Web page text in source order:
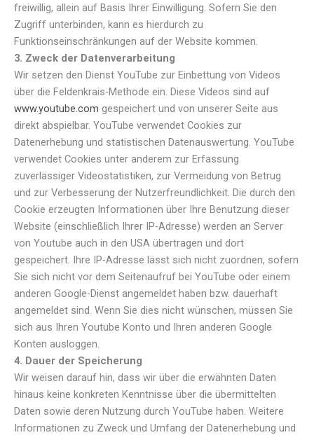
freiwillig, allein auf Basis Ihrer Einwilligung. Sofern Sie den
Zugriff unterbinden, kann es hierdurch zu
Funktionseinschränkungen auf der Website kommen.
3. Zweck der Datenverarbeitung
Wir setzen den Dienst YouTube zur Einbettung von Videos
über die Feldenkrais-Methode ein. Diese Videos sind auf
www.youtube.com gespeichert und von unserer Seite aus
direkt abspielbar. YouTube verwendet Cookies zur
Datenerhebung und statistischen Datenauswertung. YouTube
verwendet Cookies unter anderem zur Erfassung
zuverlässiger Videostatistiken, zur Vermeidung von Betrug
und zur Verbesserung der Nutzerfreundlichkeit. Die durch den
Cookie erzeugten Informationen über Ihre Benutzung dieser
Website (einschließlich Ihrer IP-Adresse) werden an Server
von Youtube auch in den USA übertragen und dort
gespeichert. Ihre IP-Adresse lässt sich nicht zuordnen, sofern
Sie sich nicht vor dem Seitenaufruf bei YouTube oder einem
anderen Google-Dienst angemeldet haben bzw. dauerhaft
angemeldet sind. Wenn Sie dies nicht wünschen, müssen Sie
sich aus Ihren Youtube Konto und Ihren anderen Google
Konten ausloggen.
4. Dauer der Speicherung
Wir weisen darauf hin, dass wir über die erwähnten Daten
hinaus keine konkreten Kenntnisse über die übermittelten
Daten sowie deren Nutzung durch YouTube haben. Weitere
Informationen zu Zweck und Umfang der Datenerhebung und